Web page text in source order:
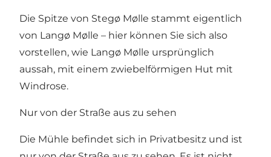
Die Spitze von Stegø Mølle stammt eigentlich
von Langø Mølle – hier können Sie sich also
vorstellen, wie Langø Mølle ursprünglich
aussah, mit einem zwiebelförmigen Hut mit
Windrose.
Nur von der Straße aus zu sehen
Die Mühle befindet sich in Privatbesitz und ist